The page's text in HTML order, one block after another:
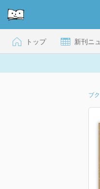
トップ 新刊ニ
ブ